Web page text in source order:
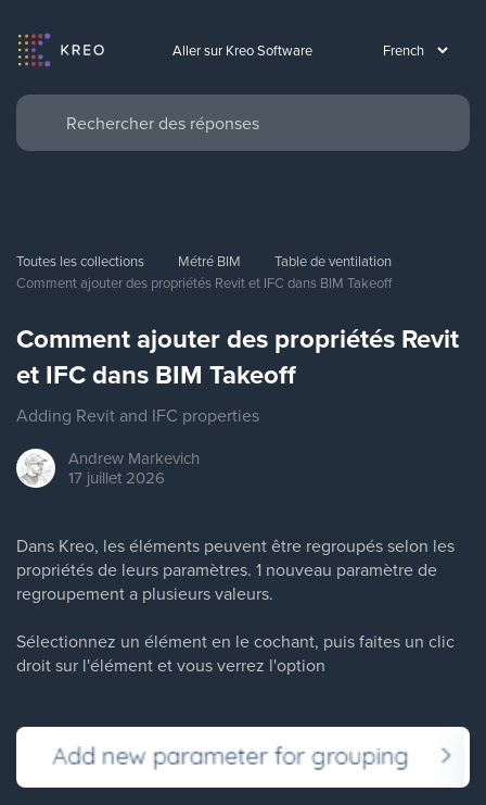
Aller sur Kreo Software
Toutes les collections Métré BIM
Table de ventilation
Comment ajouter des propriétés Revit et IFC dans BIM Takeoff
Comment ajouter des propriétés Revit
et IFC dans BIM Takeoff
Adding Revit and IFC properties
Andrew Markevich
17 juillet 2026
Dans Kreo, les éléments peuvent être regroupés selon les
propriétés de leurs paramètres. 1 nouveau paramètre de
regroupement a plusieurs valeurs.
Sélectionnez un élément en le cochant, puis faites un clic
droit sur l'élément et vous verrez l'option